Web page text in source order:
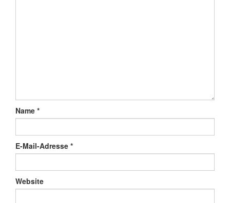
Name *
E-Mail-Adresse *
Website